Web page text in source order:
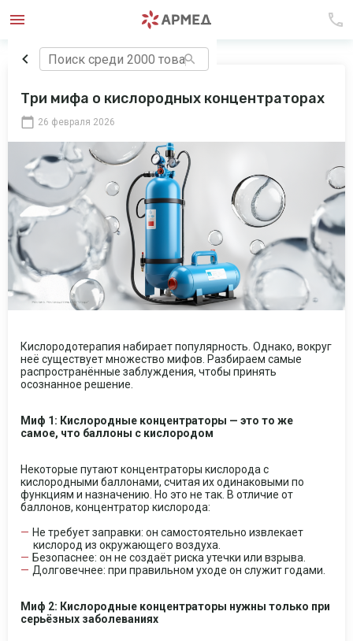
Три мифа о кислородных концентраторах
26 февраля 2026
Кислородотерапия набирает популярность. Однако, вокруг
неё существует множество мифов. Разбираем самые
распространённые заблуждения, чтобы принять
осознанное решение.
Миф 1: Кислородные концентраторы — это то же
самое, что баллоны с кислородом
Некоторые путают концентраторы кислорода с
кислородными баллонами, считая их одинаковыми по
функциям и назначению. Но это не так. В отличие от
баллонов, концентратор кислорода:
Не требует заправки: он самостоятельно извлекает
кислород из окружающего воздуха.
Безопаснее: он не создаёт риска утечки или взрыва.
Долговечнее: при правильном уходе он служит годами.
Миф 2: Кислородные концентраторы нужны только при
серьёзных заболеваниях